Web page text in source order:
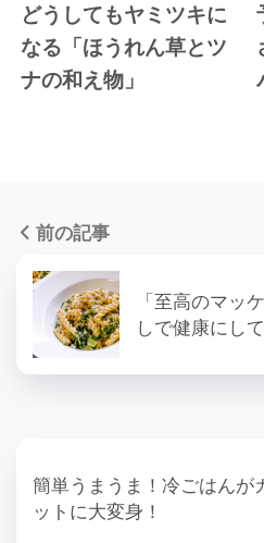
どうしてもヤミツキに
なる「ほうれん草とツ
ナの和え物」
前の記事
「至高のマッ
しで健康にして
簡単うまうま！冷ごはんが
ットに大変身！